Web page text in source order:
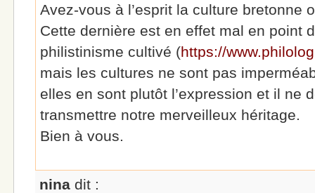
Avez-vous à l’esprit la culture bretonne
Cette dernière est en effet mal en point
philistinisme cultivé (https://
mais les cultures ne sont pas
elles en sont plutôt l’expression et il ne
transmettre notre merveilleux héritage.
Bien à vous.
nina dit :